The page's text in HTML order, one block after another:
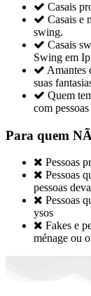
 Casais
 Casais e
swing.
 Casais
Swing em
 Amantes
suas
 Quem
com
Para quem
 Pessoas
 Pessoas
pessoas
 Pessoas
ysos
 Fakes e
ménage ou